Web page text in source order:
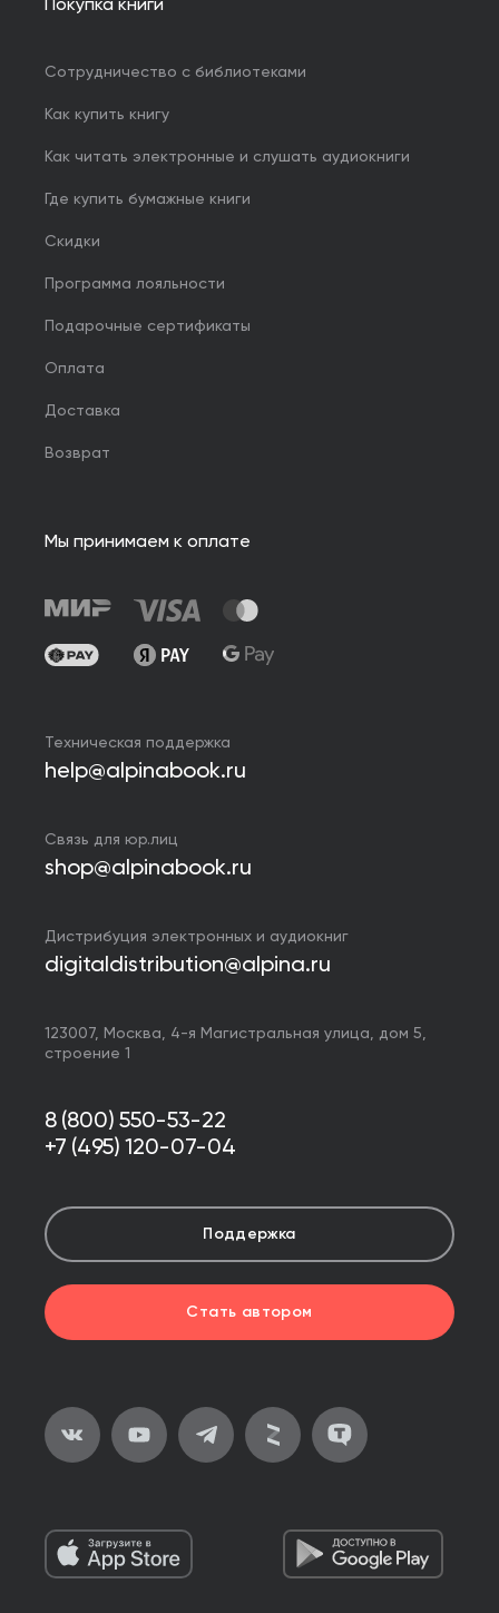
Покупка книги
Сотрудничество с библиотеками
Как купить книгу
Как читать электронные и слушать аудиокниги
Где купить бумажные книги
Скидки
Программа лояльности
Подарочные сертификаты
Оплата
Доставка
Возврат
Мы принимаем к оплате
Техническая поддержка
help@alpinabook.ru
Связь для юр.лиц
shop@alpinabook.ru
Дистрибуция электронных и аудиокниг
digitaldistribution@alpina.ru
123007, Москва, 4-я Магистральная улица, дом 5,
строение 1
8 (800) 550-53-22
+7 (495) 120-07-04
Поддержка
Стать автором